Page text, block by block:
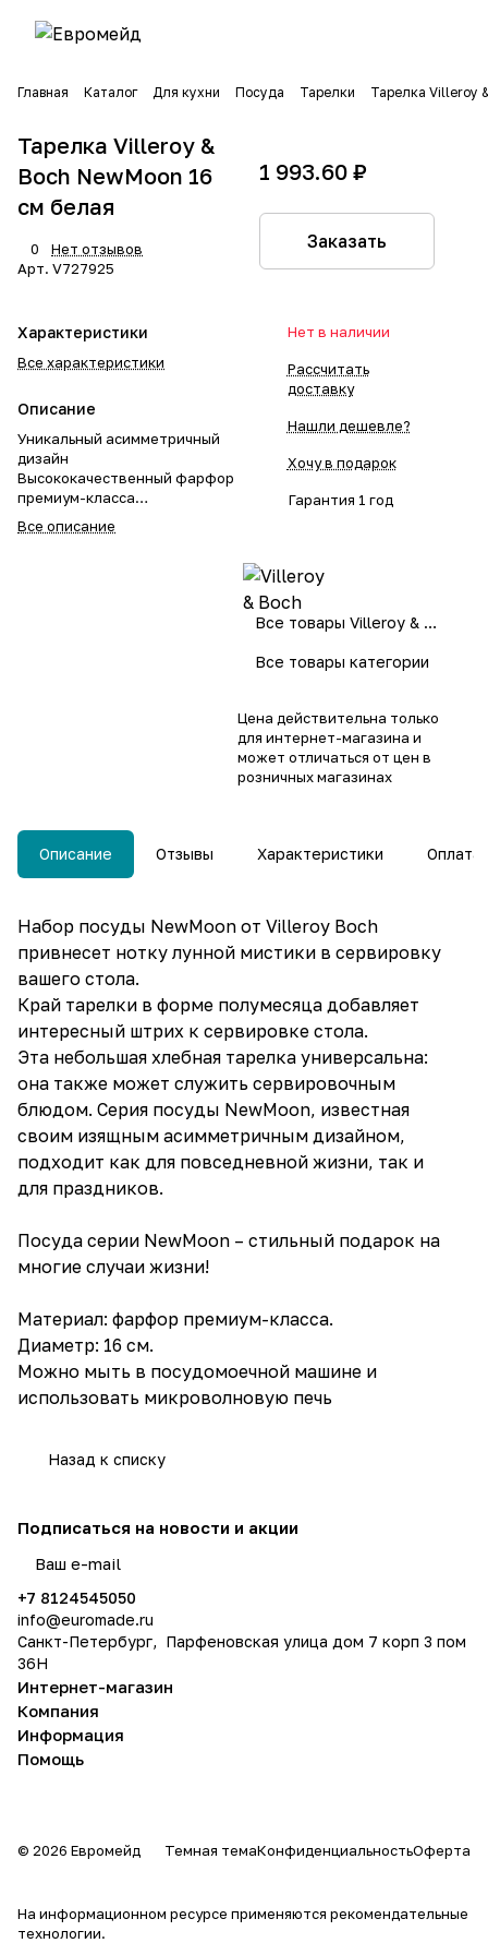
Главная Каталог Для кухни Посуда Тарелки Тарелка Villeroy
Тарелка Villeroy &
Boch NewMoon 16
см белая
0
Нет отзывов
Арт. V727925
Характеристики
Все характеристики
Описание
Уникальный асимметричный
дизайн
Высококачественный фарфор
премиум-класса
Можно мыть в посудомоечной
Все описание
1 993.60 ₽
Заказать
Нет в наличии
Рассчитать
доставку
Нашли дешевле?
Хочу в подарок
Гарантия 1 год
Все товары Villeroy & Boch
Все товары категории
Цена действительна только
для интернет-магазина и
может отличаться от цен в
розничных магазинах
Описание Отзывы Характеристики Оплата
Набор посуды NewMoon от Villeroy Boch
привнесет нотку лунной мистики в сервировку
вашего стола.
Край тарелки в форме полумесяца добавляет
интересный штрих к сервировке стола.
Эта небольшая хлебная тарелка универсальна:
она также может служить сервировочным
блюдом. Серия посуды NewMoon, известная
своим изящным асимметричным дизайном,
подходит как для повседневной жизни, так и
для праздников.
Посуда серии NewMoon – стильный подарок на
многие случаи жизни!
Материал: фарфор премиум-класса.
Диаметр: 16 см.
Можно мыть в посудомоечной машине и
использовать микроволновую печь
Назад к списку
Подписаться на новости и акции
+7 8124545050
info@euromade.ru
Санкт-Петербург, Парфеновская улица дом 7 корп 3 пом
36Н
Интернет-магазин
Компания
Информация
Помощь
© 2026 Евромейд Темная темаКонфиденциальностьОферта
На информационном ресурсе применяются рекомендательные
технологии.